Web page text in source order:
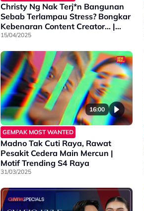
Christy Ng Nak Terj*n Bangunan
Sebab Terlampau Stress? Bongkar
Kebenaran Content Creator… |
Motif Trending S4
15/04/2025
16:00
GEMPAK MOST WANTED
Madno Tak Cuti Raya, Rawat
Pesakit Cedera Main Mercun |
Motif Trending S4 Raya
31/03/2025